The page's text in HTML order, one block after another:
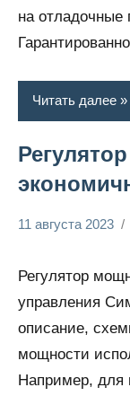
на отладочные
Читать далее
11 августа 2023
Регулятор
управления
описание,
мощности
Например, для